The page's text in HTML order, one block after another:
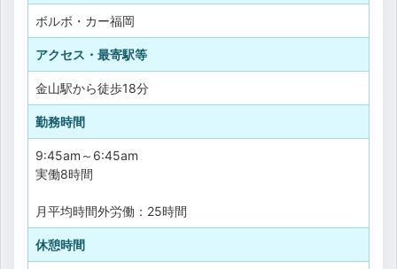
ボルボ・カー福岡
アクセス・最寄駅等
金山駅から徒歩18分
勤務時間
9:45am～6:45am
実働8時間
月平均時間外労働：25時間
休憩時間